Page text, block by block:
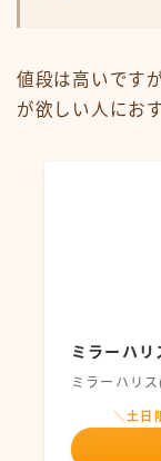
値段は高いです
が欲しい人にお
ミラーハ
ミラーハリ
＼土日